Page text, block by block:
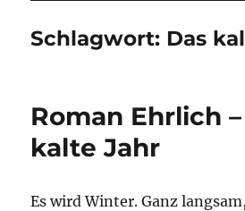
Schlagwort: Das
Roman Ehrlich
kalte Jahr
Es wird Winter. Ganz